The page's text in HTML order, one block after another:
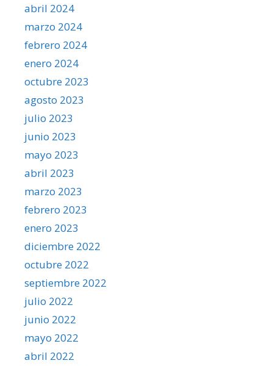
abril 2024
marzo 2024
febrero 2024
enero 2024
octubre 2023
agosto 2023
julio 2023
junio 2023
mayo 2023
abril 2023
marzo 2023
febrero 2023
enero 2023
diciembre 2022
octubre 2022
septiembre 2022
julio 2022
junio 2022
mayo 2022
abril 2022